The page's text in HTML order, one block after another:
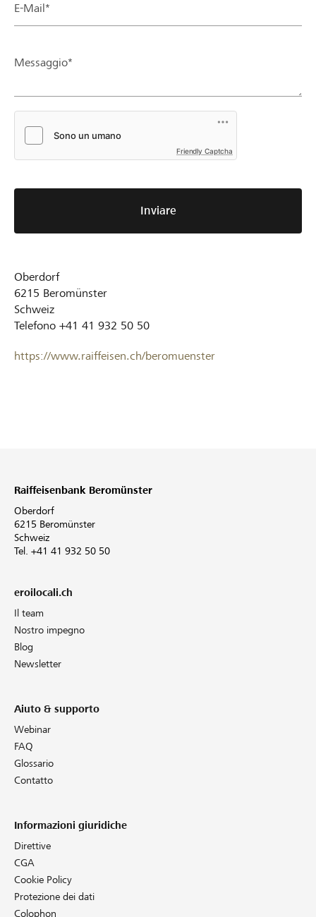
E-Mail*
Messaggio*
Friendly Captcha
Inviare
Oberdorf
6215 Beromünster
Schweiz
Telefono +41 41 932 50 50
https://www.raiffeisen.ch/beromuenster
Raiffeisenbank Beromünster
Oberdorf
6215 Beromünster
Schweiz
Tel. +41 41 932 50 50
eroilocali.ch
Il team
Nostro impegno
Blog
Newsletter
Aiuto & supporto
Webinar
FAQ
Glossario
Contatto
Informazioni giuridiche
Direttive
CGA
Cookie Policy
Protezione dei dati
Colophon